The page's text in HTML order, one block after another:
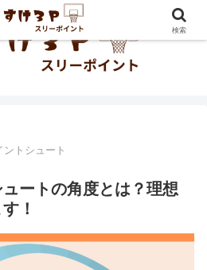
ントシュート
ートの角度とは？理想
！
検索